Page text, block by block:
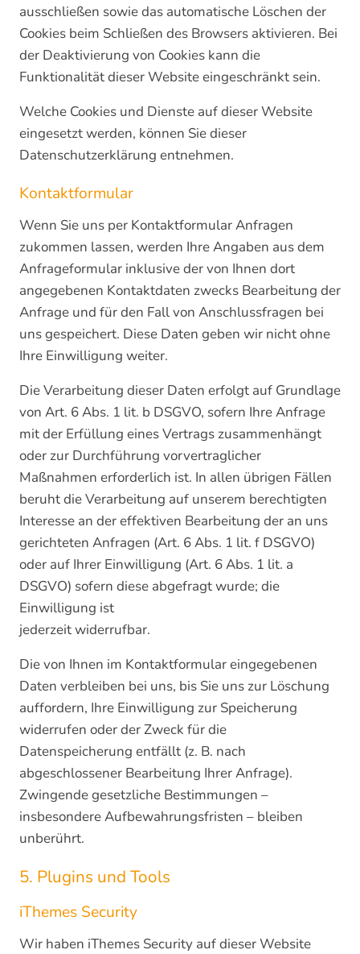
ausschließen sowie das automatische Löschen der
Cookies beim Schließen des Browsers aktivieren. Bei
der Deaktivierung von Cookies kann die
Funktionalität dieser Website eingeschränkt sein.
Welche Cookies und Dienste auf dieser Website
eingesetzt werden, können Sie dieser
Datenschutzerklärung entnehmen.
Kontaktformular
Wenn Sie uns per Kontaktformular Anfragen
zukommen lassen, werden Ihre Angaben aus dem
Anfrageformular inklusive der von Ihnen dort
angegebenen Kontaktdaten zwecks Bearbeitung der
Anfrage und für den Fall von Anschlussfragen bei
uns gespeichert. Diese Daten geben wir nicht ohne
Ihre Einwilligung weiter.
Die Verarbeitung dieser Daten erfolgt auf Grundlage
von Art. 6 Abs. 1 lit. b DSGVO, sofern Ihre Anfrage
mit der Erfüllung eines Vertrags zusammenhängt
oder zur Durchführung vorvertraglicher
Maßnahmen erforderlich ist. In allen übrigen Fällen
beruht die Verarbeitung auf unserem berechtigten
Interesse an der effektiven Bearbeitung der an uns
gerichteten Anfragen (Art. 6 Abs. 1 lit. f DSGVO)
oder auf Ihrer Einwilligung (Art. 6 Abs. 1 lit. a
DSGVO) sofern diese abgefragt wurde; die
Einwilligung ist
jederzeit widerrufbar.
Die von Ihnen im Kontaktformular eingegebenen
Daten verbleiben bei uns, bis Sie uns zur Löschung
auffordern, Ihre Einwilligung zur Speicherung
widerrufen oder der Zweck für die
Datenspeicherung entfällt (z. B. nach
abgeschlossener Bearbeitung Ihrer Anfrage).
Zwingende gesetzliche Bestimmungen –
insbesondere Aufbewahrungsfristen – bleiben
unberührt.
5. Plugins und Tools
iThemes Security
Wir haben iThemes Security auf dieser Website